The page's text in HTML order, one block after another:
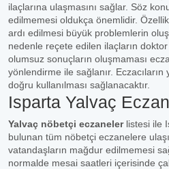
ilaçlarına ulaşmasını sağlar. Söz
edilmemesi oldukça önemlidir.
ardı edilmesi büyük problemlerin
nedenle reçete edilen ilaçların
olumsuz sonuçların oluşmaması
yönlendirme ile sağlanır.
doğru kullanılması sağlanacaktır.
Isparta Yalvaç
Yalvaç nöbetçi eczanelerlistesi ile
bulunan tüm nöbetçi eczanelere
vatandaşların mağdur edilmemesi
normalde mesai saatleri içerisinde